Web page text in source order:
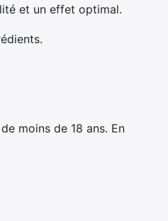
et un effet optimal.
moins de 18 ans. En